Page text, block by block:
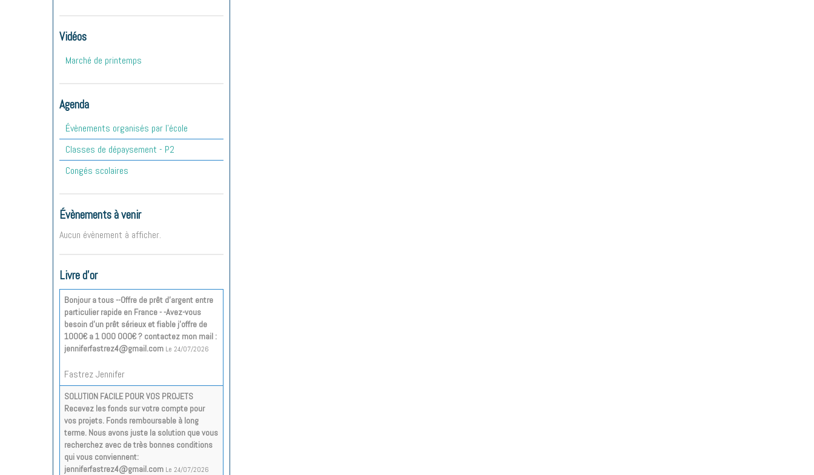
Vidéos
Marché de printemps
Agenda
Évènements organisés par l'école
Classes de dépaysement - P2
Congés scolaires
Évènements à venir
Aucun évènement à afficher.
Livre d'or
Bonjour a tous --Offre de prêt d'argent entre
particulier rapide en France - -Avez-vous
besoin d'un prêt sérieux et fiable j'offre de
1000€ a 1 000 000€ ? contactez mon mail :
jenniferfastrez4@gmail.com Le 24/07/2026
Fastrez Jennifer
SOLUTION FACILE POUR VOS PROJETS
Recevez les fonds sur votre compte pour
vos projets. Fonds remboursable à long
terme. Nous avons juste la solution que vous
recherchez avec de très bonnes conditions
qui vous conviennent:
jenniferfastrez4@gmail.com Le 24/07/2026